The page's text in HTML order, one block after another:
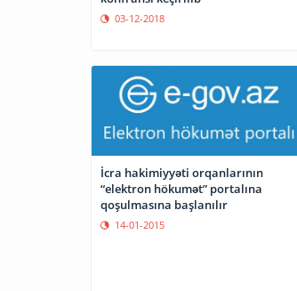
03-12-2018
İcra hakimiyyəti orqanlarının
“elektron hökumət” portalına
qoşulmasına başlanılır
14-01-2015